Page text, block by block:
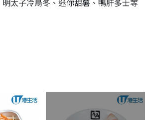
太子冷烏冬、迷你甜薯、鴨肝多士等